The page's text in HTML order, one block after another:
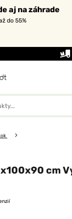
aj na záhrade
do 55%
cm